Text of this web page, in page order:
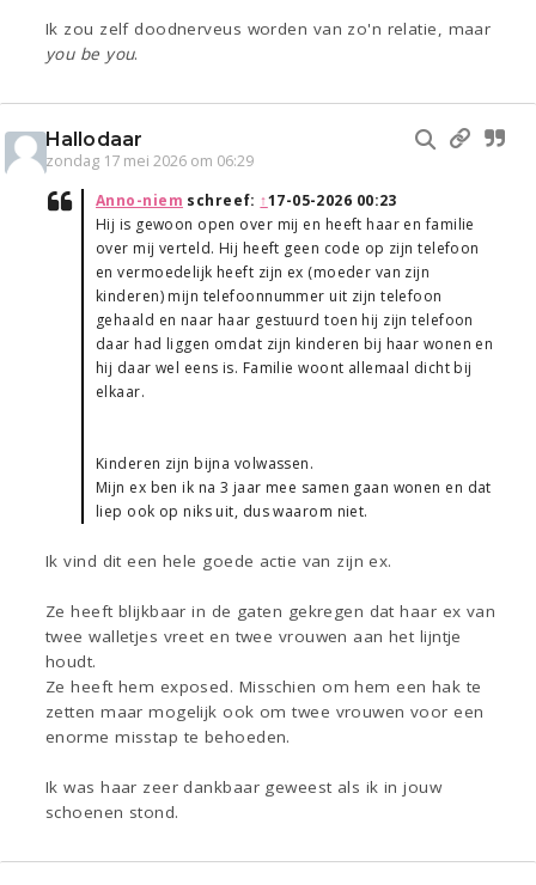
Ik zou zelf doodnerveus worden van zo'n relatie, maar
you be you.
Hallodaar
zondag 17 mei 2026 om 06:29
Anno-niem schreef: ↑17-05-2026 00:23
Hij is gewoon open over mij en heeft haar en familie
over mij verteld. Hij heeft geen code op zijn telefoon
en vermoedelijk heeft zijn ex (moeder van zijn
kinderen) mijn telefoonnummer uit zijn telefoon
gehaald en naar haar gestuurd toen hij zijn telefoon
daar had liggen omdat zijn kinderen bij haar wonen en
hij daar wel eens is. Familie woont allemaal dicht bij
elkaar.
Kinderen zijn bijna volwassen.
Mijn ex ben ik na 3 jaar mee samen gaan wonen en dat
liep ook op niks uit, dus waarom niet.
Ik vind dit een hele goede actie van zijn ex.
Ze heeft blijkbaar in de gaten gekregen dat haar ex van
twee walletjes vreet en twee vrouwen aan het lijntje
houdt.
Ze heeft hem exposed. Misschien om hem een hak te
zetten maar mogelijk ook om twee vrouwen voor een
enorme misstap te behoeden.
Ik was haar zeer dankbaar geweest als ik in jouw
schoenen stond.